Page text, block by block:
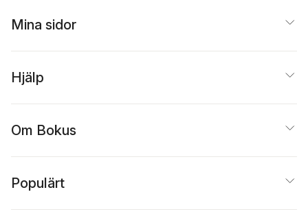
Mina sidor
Hjälp
Om Bokus
Populärt